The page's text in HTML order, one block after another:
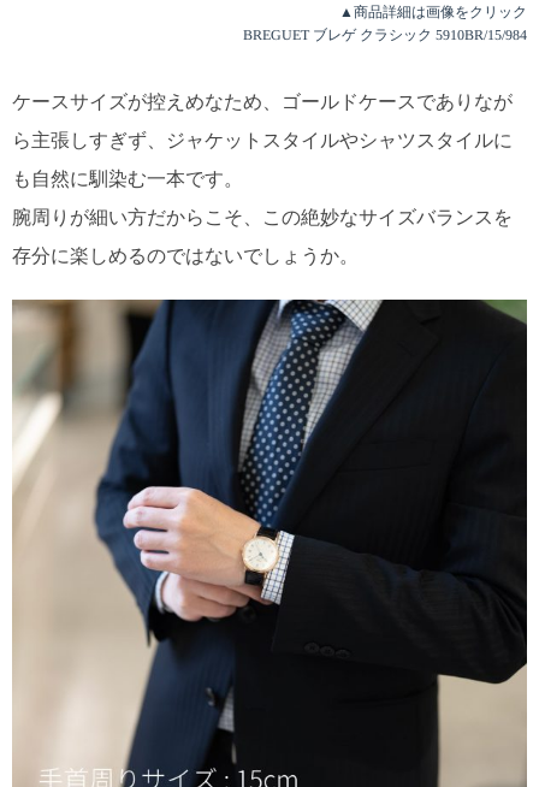
▲商品詳細は画像をクリック
BREGUET ブレゲ クラシック 5910BR/15/984
ケースサイズが控えめなため、ゴールドケースでありなが
ら主張しすぎず、ジャケットスタイルやシャツスタイルに
も自然に馴染む一本です。
腕周りが細い方だからこそ、この絶妙なサイズバランスを
存分に楽しめるのではないでしょうか。